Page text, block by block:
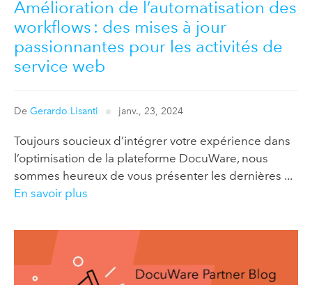
Amélioration de l’automatisation des
workflows : des mises à jour
passionnantes pour les activités de
service web
De Gerardo Lisanti janv., 23, 2024
Toujours soucieux d’intégrer votre expérience dans
l’optimisation de la plateforme DocuWare, nous
sommes heureux de vous présenter les dernières ...
En savoir plus